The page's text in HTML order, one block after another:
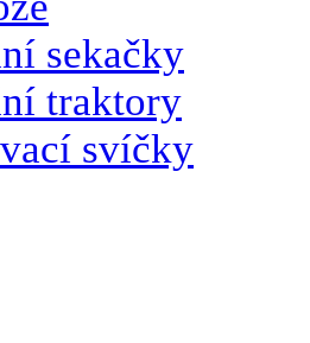
sekačky
traktory
svíčky